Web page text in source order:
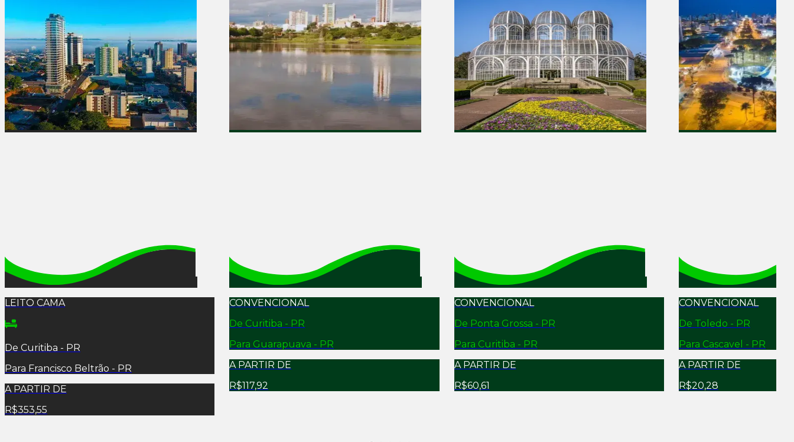
LEITO CAMA
De Curitiba - PR
Para Francisco Beltrão - PR
A PARTIR DE
R$353,55
CONVENCIONAL
De Curitiba - PR
Para Guarapuava - PR
A PARTIR DE
R$117,92
CONVENCIONAL
De Ponta Grossa - PR
Para Curitiba - PR
A PARTIR DE
R$60,61
CONVENCIONAL
De Toledo - PR
Para Cascavel - PR
A PARTIR DE
R$20,28